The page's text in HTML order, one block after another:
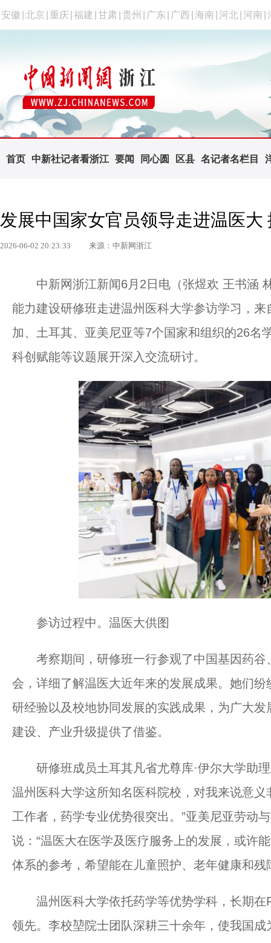
安徽 北京 重庆 福建 甘肃 贵州 广东 广西 海南 河北 河南
首页 中新社记者看浙江 要闻 同心圆 区县 名记者名栏目
发展中国家女官员领导走进温医大
2026-06-02 20:23:33 来源：中新网浙江
中新网浙江新闻6月2日电（张煜欢 王书涵
能力建设研修班走进温州医科大学参访学习，
加、土耳其、亚美尼亚等7个国家和组织的26名
科创赋能等议题展开深入交流研讨。
参访过程中。温医大供图
考察期间，研修班一行参观了中国基因药谷
会，详细了解温医大近年来的发展成果。她们
研经验以及校地协同发展的实践成果，为广大
建设、产业升级提供了借鉴。
研修班成员土耳其凡省尤尊库·伊尔大学助理
温州医科大学这所知名医科院校，对我来说意
工作者，药学专业优势很突出。”亚美尼亚劳动
说：“温医大在医学及医疗服务上的发展，或许
体系的参考，希望能在儿童照护、老年健康和
温州医科大学依托药学等优势学科，长期在
领先。李校堃院士团队深耕三十余年，使我国